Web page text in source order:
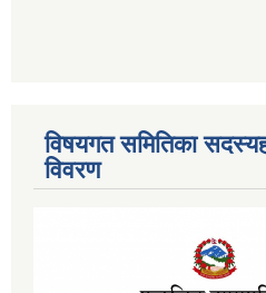
विषयगत समितिका
विवरण